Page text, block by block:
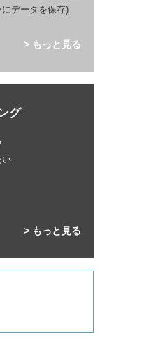
データを保存)
> もっと見る
グ
い
> もっと見る